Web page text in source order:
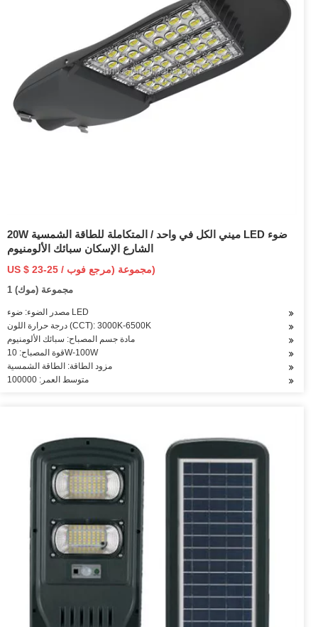
20W ميني الكل في واحد / المتكاملة للطاقة الشمسية LED ضوء
الشارع الإسكان سبائك الألومنيوم
US $ 23-25 / مجموعة (مرجع فوب)
1 مجموعة (موك)
مصدر الضوء: ضوء LED
درجة حرارة اللون (CCT): 3000K-6500K
مادة جسم المصباح: سبائك الألومنيوم
قوة المصباح: 10W-100W
مزود الطاقة: الطاقة الشمسية
متوسط العمر: 100000